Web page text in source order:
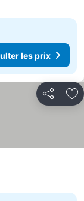
les prix
Partager